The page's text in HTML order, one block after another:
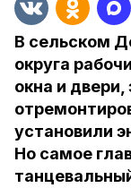
В сельском
округа
окна и двери,
установили
Но самое